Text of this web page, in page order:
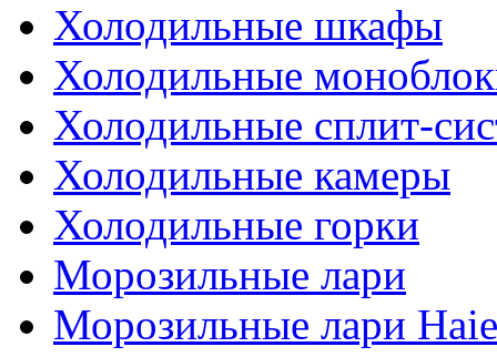
Холодильные шкафы
Холодильные
Холодильные сплит-
Холодильные камеры
Холодильные горки
Морозильные лари
Морозильные лари